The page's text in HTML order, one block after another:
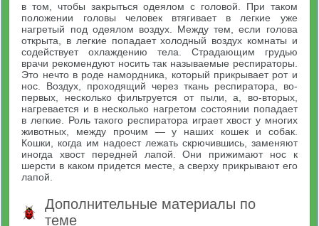
в том, чтобы закрыться одеялом с головой. При таком
положении головы человек втягивает в легкие уже
нагретый под одеялом воздух. Между тем, если голова
открыта, в легкие попадает холодный воздух комнаты и
содействует охлаждению тела. Страдающим грудью
врачи рекомендуют носить так называемые респираторы.
Это нечто в роде намордника, который прикрывает рот и
нос. Воздух, проходящий через ткань респиратора, во-
первых, несколько фильтруется от пыли, а, во-вторых,
нагревается и в несколько нагретом состоянии попадает
в легкие. Роль такого респиратора играет хвост у многих
животных, между прочим — у наших кошек и собак.
Кошки, когда им надоест лежать скрючившись, заменяют
иногда хвост передней лапой. Они прижимают нос к
шерсти в каком придется месте, а сверху прикрывают его
лапой.
Дополнительные материалы по
теме